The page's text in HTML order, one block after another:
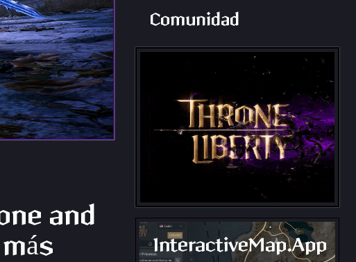
and
Comunidad
InteractiveMap.App